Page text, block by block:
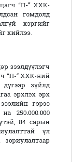
“П-” ХХК-
гомдолд
хэргийг
хийлээ.
зээлдүүлэгч
“П-” ХХК-ний
зүйлд
эрхлэх эрх
гэрээ
250.000.000
84 сарын
үл
зориулалтаар